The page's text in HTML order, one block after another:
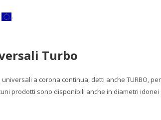
.
Turbo
a corona continua, detti anche TURBO, per
prodotti sono disponibili anche in diametri idonei